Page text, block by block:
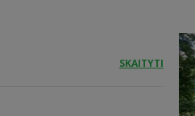
SKAITYTI